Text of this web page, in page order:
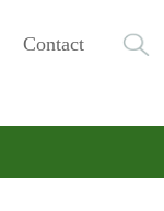
Contact